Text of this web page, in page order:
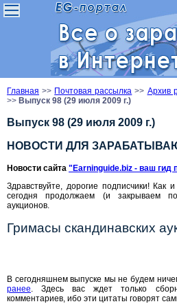
Главная >> Почтовая рассылка >> Архив
>> Выпуск 98 (29 июля 2009 г.)
Выпуск 98 (29 июля 2009 г.)
НОВОСТИ ДЛЯ
Новости сайта "Earninguide.biz - ваш гид
Здравствуйте, дорогие подписчики! Как
сегодня продолжаем (и закрываем
аукционов.
Гримасы скандинавских
В сегодняшнем выпуске мы не будем
ранее. Здесь вас ждет только
комментариев, ибо эти цитаты говорят